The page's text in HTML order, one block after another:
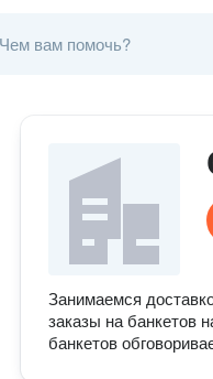
Занимаемся
заказы на банкетов
банкетов